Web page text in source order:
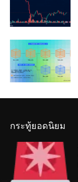
กระทู้ยอดนิยม